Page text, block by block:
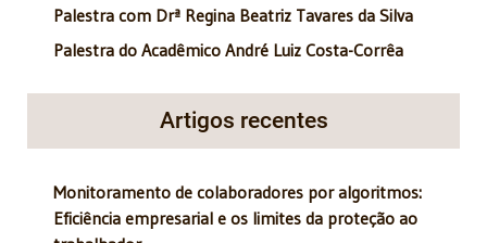
Palestra com Drª Regina Beatriz Tavares da Silva
Palestra do Acadêmico André Luiz Costa-Corrêa
Artigos recentes
Monitoramento de colaboradores por algoritmos:
Eficiência empresarial e os limites da proteção ao